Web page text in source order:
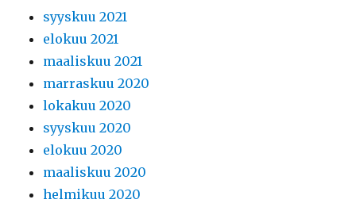
syyskuu 2021
elokuu 2021
maaliskuu 2021
marraskuu 2020
lokakuu 2020
syyskuu 2020
elokuu 2020
maaliskuu 2020
helmikuu 2020